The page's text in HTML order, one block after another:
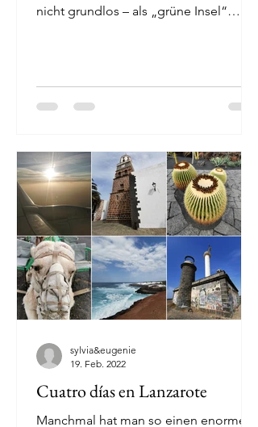
nicht grundlos – als „grüne Insel“
Cuatro días en Lanzarote
Manchmal hat man so einen enormen
sylvia&eugenie
19. Feb. 2022